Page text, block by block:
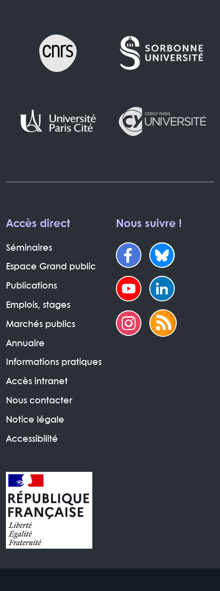
Accès direct
Séminaires
Espace Grand public
Publications
Emplois, stages
Marchés publics
Annuaire
Informations pratiques
Accès intranet
Nous contacter
Notice légale
Accessibilité
Nous suivre !